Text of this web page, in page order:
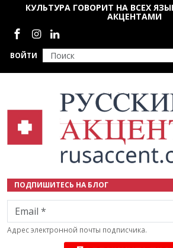
Перейти к основному содержанию
ВОЙТИ
КУЛЬТУРА ГОВОРИТ НА ВСЕХ
АКЦЕНТАМИ
Социальные сети
ПОДПИШИТЕСЬ НА БЛОГ
Email
Адрес электронной почты подписчика.